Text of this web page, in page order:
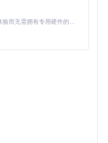
基于Python的Xiaozhi AI，适用于想要完整Xiaozhi体验而无需拥有专用硬件的用户。